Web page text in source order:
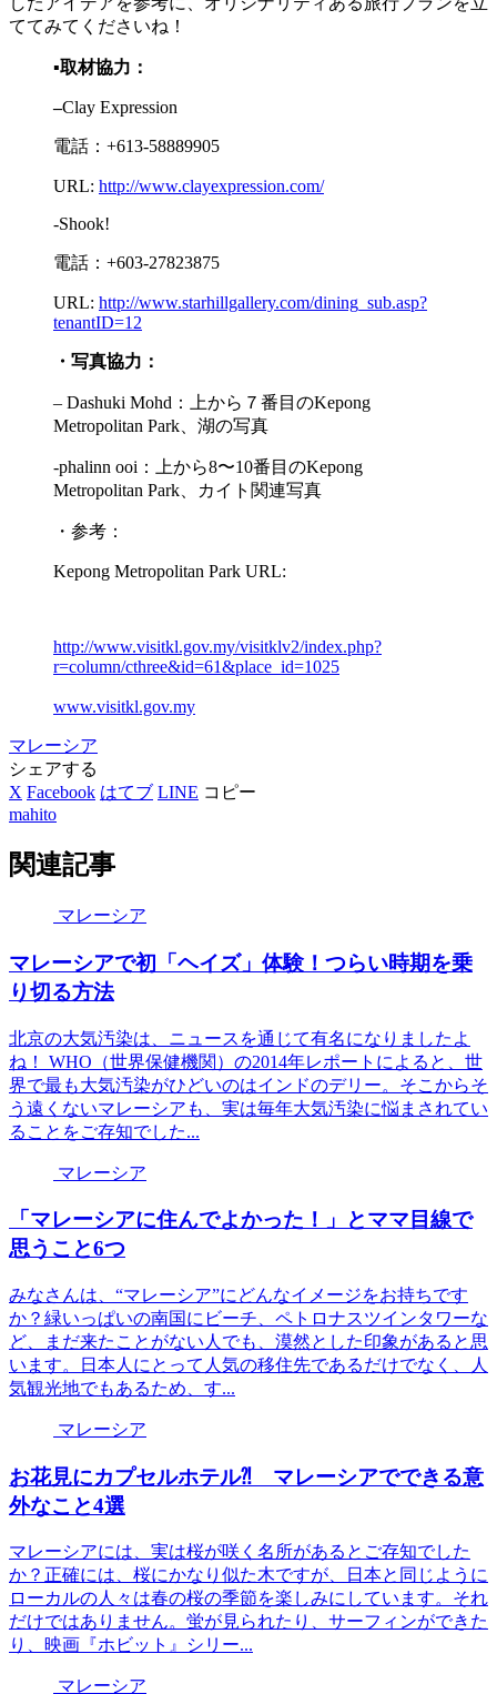
ててみてくださいね！
▪取材協力：
–Clay Expression
電話：+613-58889905
URL: http://www.clayexpression.com/
-Shook!
電話：+603-27823875
URL: http://www.starhillgallery.com/dining_sub.asp?
tenantID=12
・写真協力：
– Dashuki Mohd：上から７番目のKepong
Metropolitan Park、湖の写真
-phalinn ooi：上から8〜10番目のKepong
Metropolitan Park、カイト関連写真
・参考：
Kepong Metropolitan Park URL:
http://www.visitkl.gov.my/visitklv2/index.php?
r=column/cthree&id=61&place_id=1025
www.visitkl.gov.my
マレーシア
シェアする
X Facebook はてブ LINE コピー
mahito
関連記事
マレーシア
マレーシアで初「ヘイズ」体験！つらい時期を乗
り切る方法
北京の大気汚染は、ニュースを通じて有名になりましたよ
ね！ WHO（世界保健機関）の2014年レポートによると、世
界で最も大気汚染がひどいのはインドのデリー。そこからそ
う遠くないマレーシアも、実は毎年大気汚染に悩まされてい
ることをご存知でした...
マレーシア
「マレーシアに住んでよかった！」とママ目線で
思うこと6つ
みなさんは、“マレーシア”にどんなイメージをお持ちです
か？緑いっぱいの南国にビーチ、ペトロナスツインタワーな
ど、まだ来たことがない人でも、漠然とした印象があると思
います。日本人にとって人気の移住先であるだけでなく、人
気観光地でもあるため、す...
マレーシア
お花見にカプセルホテル⁈ マレーシアでできる意
外なこと4選
マレーシアには、実は桜が咲く名所があるとご存知でした
か？正確には、桜にかなり似た木ですが、日本と同じように
ローカルの人々は春の桜の季節を楽しみにしています。それ
だけではありません。蛍が見られたり、サーフィンができた
り、映画『ホビット』シリー...
マレーシア